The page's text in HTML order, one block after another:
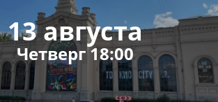
13 августа
Четверг 18:00